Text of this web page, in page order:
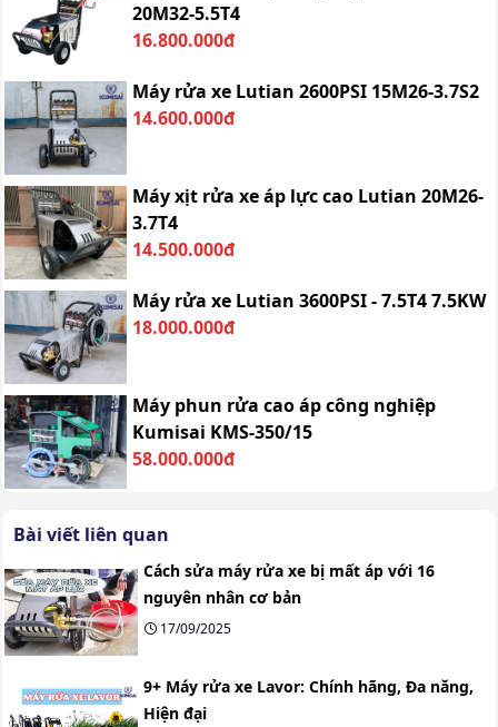
20M32-5.5T4
16.800.000đ
Máy rửa xe Lutian 2600PSI 15M26-3.7S2
14.600.000đ
Máy xịt rửa xe áp lực cao Lutian 20M26-
3.7T4
14.500.000đ
Máy rửa xe Lutian 3600PSI - 7.5T4 7.5KW
18.000.000đ
Máy phun rửa cao áp công nghiệp
Kumisai KMS-350/15
58.000.000đ
Bài viết liên quan
Cách sửa máy rửa xe bị mất áp với 16
nguyên nhân cơ bản
17/09/2025
9+ Máy rửa xe Lavor: Chính hãng, Đa năng,
Hiện đại